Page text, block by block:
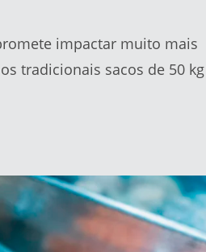
impactar muito mais
tradicionais sacos de 50 kg